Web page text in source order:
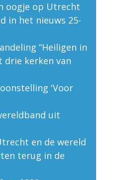
oogje op Utrecht
in het nieuws 25-
“Heiligen in
drie kerken van
'Voor
uit
en de wereld
terug in de